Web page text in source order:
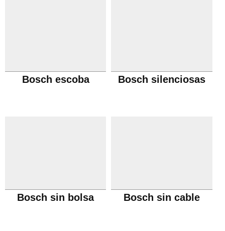
Bosch escoba Bosch silenciosas
Bosch sin bolsa Bosch sin cable